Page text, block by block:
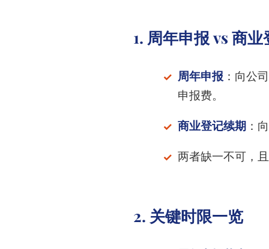
1. 周年申报 vs 商
周年申报：向公
申报费。
商业登记续期 ：
两者缺一不可，
2. 关键时限一览